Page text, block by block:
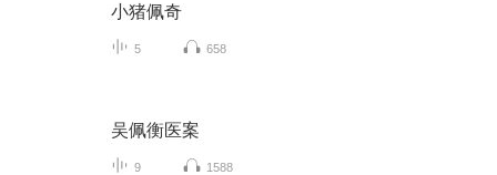
小猪佩奇
5 658
吴佩衡医案
9 1588